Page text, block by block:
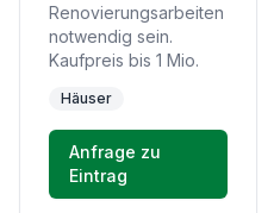
Renovierungsarbeiten
notwendig sein.
Kaufpreis bis 1 Mio.
Häuser
Anfrage zu
Eintrag